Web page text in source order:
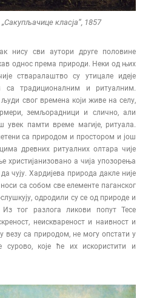
класја“, 1857
нису сви аутори друге половине
однос према природи. Неки од њих
стваралаштво су утицале идеје
са традиционалним и ритуалним.
свог времена који живе на селу,
земљорадници и слично, али
увек памти време магије, ритуала.
са природом и простором и још
древних ритуалних олтара чије
христијанизовано а чија упозорења
чују. Хардијева природа дакле није
са собом све елементе паганског
одродили су се од природе и
тог разлога ликови попут Тесе
неисквареност и наивност и
везу са природом, не могу опстати у
сурово, које ће их искористити и